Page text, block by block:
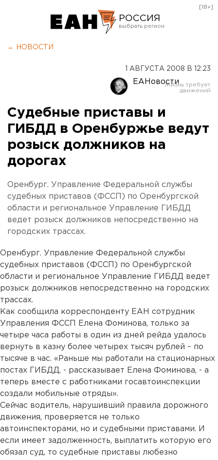
РОССИЯ
Оренбург
[18+]
← НОВОСТИ
1 АВГУСТА 2008 В 12:23
ЕАНовости
Судебные приставы и
ГИБДД в Оренбуржье ведут
розыск должников на
дорогах
Оренбург. Управление Федеральной службы
судебных приставов (ФССП) по Оренбургской
области и региональное Управление ГИБДД
ведет розыск должников непосредственно на
городских трассах.
Оренбург. Управление Федеральной службы
судебных приставов (ФССП) по Оренбургской
области и региональное Управление ГИБДД ведет
розыск должников непосредственно на городских
трассах.
Как сообщила корреспонденту ЕАН сотрудник
Управления ФССП Елена Фоминова, только за
четыре часа работы в один из дней рейда удалось
вернуть в казну более четырех тысяч рублей – по
тысяче в час. «Раньше мы работали на стационарных
постах ГИБДД, - рассказывает Елена Фоминова, - а
теперь вместе с работниками госавтоинспекции
создали мобильные отряды».
Сейчас водитель, нарушивший правила дорожного
движения, проверяется не только
автоинспекторами, но и судебными приставами. И
если имеет задолженность, выплатить которую его
обязал суд, то судебные приставы любезно